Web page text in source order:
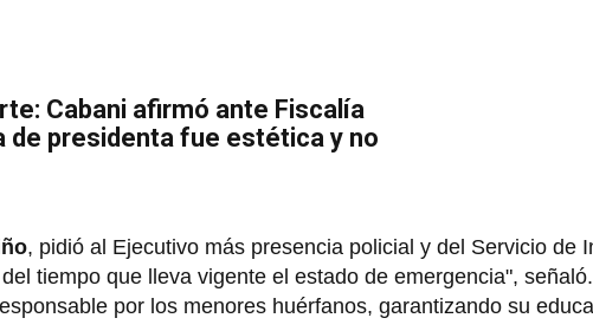
Cabani afirmó ante Fiscalía
de presidenta fue estética y no
, pidió al Ejecutivo más presencia policial y del Servicio de
tiempo que lleva vigente el estado de emergencia",
por los menores huérfanos, garantizando su